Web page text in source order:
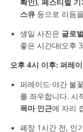
스큐 등으로 리듬
생일 사진은 글로
좋은 시간대(오후
오후 4시 이후: 퍼레
퍼레이드·야간 불
를 좌우합니다. 시
목마 인근에 자리
폐장 1시간 전, 인